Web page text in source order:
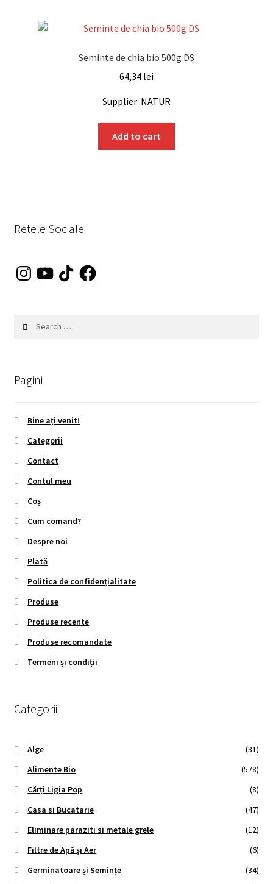
Seminte de chia bio 500g DS
64,34 lei
Supplier: NATUR
Add to cart
Retele Sociale
InstagramYouTubeTikTokFacebook
Pagini
Bine ați venit!
Categorii
Contact
Contul meu
Coș
Cum comand?
Despre noi
Plată
Politica de confidențialitate
Produse
Produse recente
Produse recomandate
Termeni și condiții
Categorii
Alge
(31)
Alimente Bio
(578)
Cărți Ligia Pop
(8)
Casa si Bucatarie
(47)
Eliminare paraziti si metale grele
(12)
Filtre de Apă și Aer
(6)
Germinatoare și Semințe
(34)